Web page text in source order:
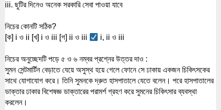
iii. ছুটির দিনেও অনেক সরকারি সেবা পাওয়া যাবে
নিচের কোনটি সঠিক?
[ক] i ও ii [খ] i ও iii [গ] ii ও iii
i, ii ও iii
নিচের অনুচ্ছেদটি পড়ে ৫ ও ৬ নম্বর প্রশ্নের উত্তর দাও :
সুমন সেন্টমার্টিন বেড়াতে যেয়ে অসুস্থ হয়ে গেলে ফোনে সে ঢাকায় একজন চিকিৎসকের
সাথে যোগাযোগ করে। তিনি সুমনকে দ্রুত হাসপাতালে যেতে বলেন। পরে হাসপাতালের
ডাক্তার ঢাকার বিশেষজ্ঞ ডাক্তারের পরামর্শ গ্রহণ করে সুমনের চিকিৎসার ব্যবস্থা
করলেন।